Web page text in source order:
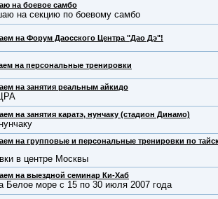
на боевое самбо
на секцию по боевому самбо
на Форум Даосского Центра "Дао Дэ"!
на персональные тренировки
на занятия реальным айкидо
на занятия каратэ, нунчаку (стадион Динамо)
на групповые и персональные тренировки по
в центре Москвы
на выездной семинар Ки-Хаб
Белое море с 15 по 30 июля 2007 года